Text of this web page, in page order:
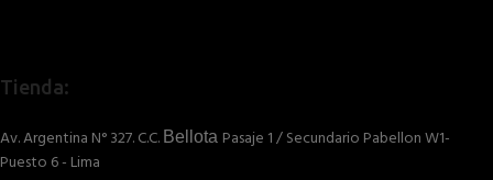
Tienda:
Av. Argentina N° 327. C.C. Bellota Pasaje 1 / Secundario Pabellon W1-
Puesto 6 - Lima